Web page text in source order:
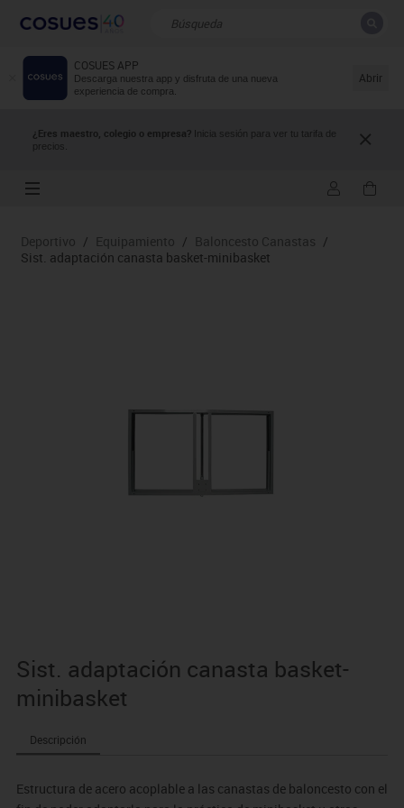
COSUES APP
Descarga nuestra app y disfruta de una nueva
experiencia de compra.
Abrir
¿Eres maestro, colegio o empresa? Inicia sesión para ver tu tarifa de
precios.
Resultados de la búsqueda
Deportivo / Equipamiento / Baloncesto Canastas /
Sist. adaptación canasta basket-minibasket
Sist. adaptación canasta basket-
minibasket
Descripción
Estructura de acero acoplable a las canastas de baloncesto con el